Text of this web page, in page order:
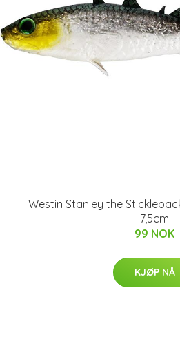
Westin Stanley the
7,5cm
99 NOK
KJØP NÅ